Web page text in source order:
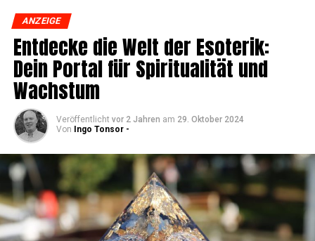
ANZEIGE
Ent­de­cke die Welt der Eso­te­rik:
Dein Por­tal für Spi­ri­tua­li­tät und
Wachstum
Veröffentlicht vor 2 Jahren am 29. Oktober 2024
Von
Ingo Tonsor -